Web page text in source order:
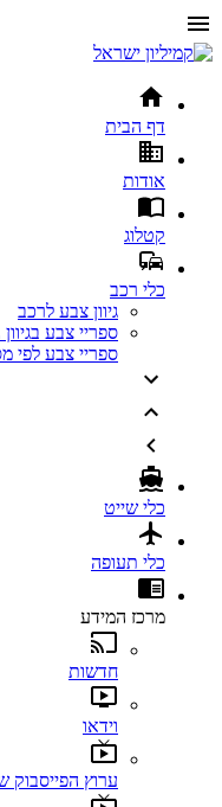
דף הבית
אודות
קטלוג
כלי רכב
גיוון צבע לרכב
ספריי צבע בגיוון RAL
ספריי צבע לפי
כלי שייט
כלי תעופה
מרכז המידע
חדשות
וידאו
ערוץ הפייסבוק